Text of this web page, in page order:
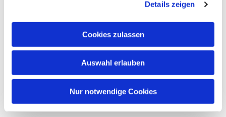
Details zeigen
Cookies zulassen
Auswahl erlauben
Nur notwendige Cookies